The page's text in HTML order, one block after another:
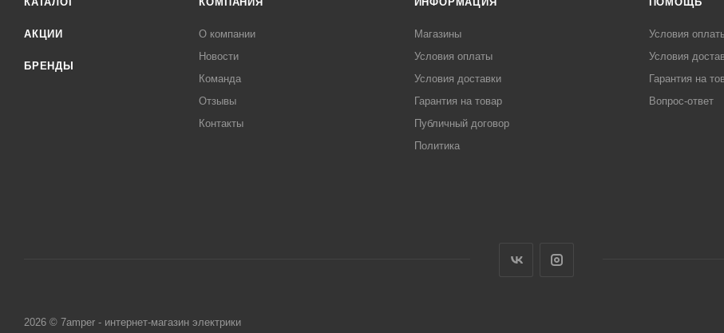
АКЦИИ
БРЕНДЫ
О компании
Новости
Команда
Отзывы
Контакты
Магазины
Условия оплаты
Условия доставки
Гарантия на товар
Публичный договор
Политика
Условия
Условия
Гарантия на
Вопрос-ответ
2026 © 7amper - интернет-магазин электрики